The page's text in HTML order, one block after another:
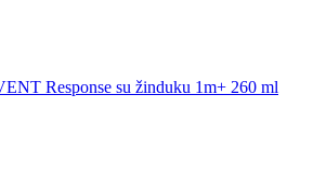
Response su žinduku 1m+ 260 ml